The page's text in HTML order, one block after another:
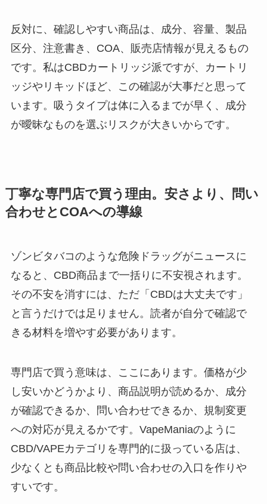
反対に、確認しやすい商品は、成分、容量、製品
区分、注意書き、COA、販売店情報が見えるもの
です。私はCBDカートリッジ派ですが、カートリ
ッジやリキッドほど、この確認が大事だと思って
います。吸うタイプは体に入るまでが早く、成分
が曖昧なものを選ぶリスクが大きいからです。
丁寧な専門店で買う理由。安さより、問い
合わせとCOAへの導線
ゾンビタバコのような危険ドラッグがニュースに
なると、CBD商品まで一括りに不安視されます。
その不安を消すには、ただ「CBDは大丈夫です」
と言うだけでは足りません。読者が自分で確認で
きる材料を増やす必要があります。
専門店で買う意味は、ここにあります。価格が少
し安いかどうかより、商品説明が読めるか、成分
が確認できるか、問い合わせできるか、規制変更
への対応が見えるかです。VapeManiaのように
CBD/VAPEカテゴリを専門的に扱っている店は、
少なくとも商品比較や問い合わせの入口を作りや
すいです。